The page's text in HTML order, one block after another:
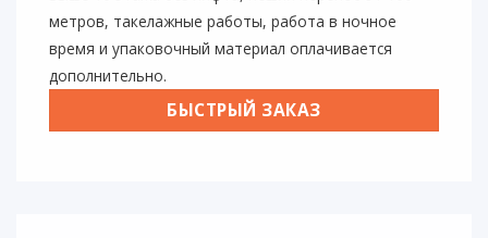
метров, такелажные работы, работа в ночное
время и упаковочный материал оплачивается
дополнительно.
БЫСТРЫЙ ЗАКАЗ